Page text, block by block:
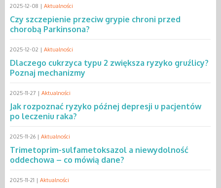
2025-12-08 | Aktualności
Czy szczepienie przeciw grypie chroni przed
chorobą Parkinsona?
2025-12-02 | Aktualności
Dlaczego cukrzyca typu 2 zwiększa ryzyko gruźlicy?
Poznaj mechanizmy
2025-11-27 | Aktualności
Jak rozpoznać ryzyko późnej depresji u pacjentów
po leczeniu raka?
2025-11-26 | Aktualności
Trimetoprim-sulfametoksazol a niewydolność
oddechowa – co mówią dane?
2025-11-21 | Aktualności